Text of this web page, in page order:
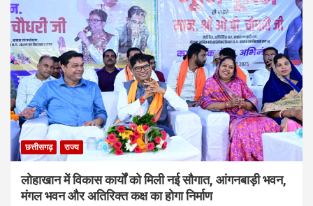
छत्तीसगढ़ राज्य
लोहाखान में विकास कार्यों को मिली नई सौगात, आंगनबाड़ी भवन,
मंगल भवन और अतिरिक्त कक्ष का होगा निर्माण